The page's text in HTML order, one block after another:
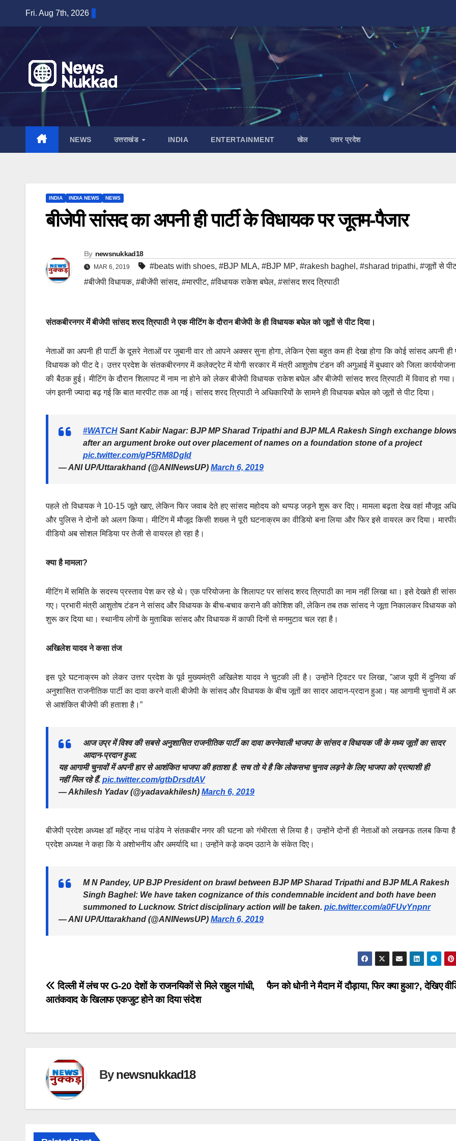
Fri. Aug 7th, 2026
NEWS उत्तराखंड INDIA ENTERTAINMENT खेल उत्तर प्रदेश
INDIA INDIA NEWS NEWS
बीजेपी सांसद का अपनी ही पार्टी के विधायक पर जूतम-पैजार
By newsnukkad18
MAR 6, 2019 #beats with shoes, #BJP MLA, #BJP MP, #rakesh baghel , #sharad tripathi, #जूतों से
#बीजेपी विधायक, #बीजेंपी सांसद, #मारपीट, #विधायक राकेश बघेल, #सांसद शरद त्रिपाठी
संतकबीरनगर मेंं बीजेपी सांसद शरद त्रिपाठी ने एक मीटिंग के दौरान बीजेपी के ही विधायक बघेल को जूतों से पीट दिया।
नेताओं का अपनी ही पार्टी के दूसरे नेताओं पर जुबानी वार तो आपने अक्सर सुना होगा, लेकिन ऐसा बहुत कम ही देखा होगा कि कोई सांसद अपनी ही
विधायक को पीट दे। उत्तर प्रदेश के संतकबीरनगर में कलेक्ट्रेट में योगी सरकार में मंत्री आशुतोष टंडन की अगुआई में बुधवार को जिला कार्ययोजना
की बैठक हुई। मीटिंग के दौरान शिलापट में नाम ना होने को लेकर बीजेपी विधायक राकेश बघेल और बीजेपी सांसद शरद त्रिपाठी में विवाद हो गया।
जंग इतनी ज्यादा बढ़ गई कि बात मारपीट तक आ गई। सांसद शरद त्रिपाठी ने अधिकारियों के सामने ही विधायक बघेल को जूतों से पीट दिया।
#WATCH Sant Kabir Nagar: BJP MP Sharad Tripathi and BJP MLA Rakesh Singh exchange
after an argument broke out over placement of names on a foundation stone of a project
pic.twitter.com/gP5RM8DgId
— ANI UP/Uttarakhand (@ANINewsUP) March 6, 2019
पहले तो विधायक ने 10-15 जूते खाए, लेकिन फिर जवाब देते हए सांसद महोदय को थप्पड़ जड़ने शुरू कर दिए। मामला बढ़ता देख वहां मौजूद
और पुलिस ने दोनों को अलग किया। मीटिंग में मौजूद किसी शख्स ने पूरी घटनाक्रम का वीडियो बना लिया और फिर इसे वायरल कर दिया।
वीडियो अब सोशल मिडिया पर तेजी से वायरल हो रहा है।
क्या है मामला?
मीटिंग में समिति के सदस्य प्रस्ताव पेश कर रहे थे। एक परियोजना के शिलापट पर सांसद शरद त्रिपाठी का नाम नहीं लिखा था। इसे देखते ही
गए। प्रभारी मंत्री आशुतोष टंडन ने सांसद और विधायक के बीच-बचाव कराने की कोशिश की, लेकिन तब तक सांसद ने जूता निकालकर विधायक को
शुरू कर दिया था। स्थानीय लोगों के मुताबिक सांसद और विधायक में काफी दिनों से मनमुटाव चल रहा है।
अखिलेश यादव ने कसा तंज
इस पूरे घटनाक्रम को लेकर उत्तर प्रदेश के पूर्व मुख्यमंत्री अखिलेश यादव ने चुटकी ली है। उन्होंने ट्विटर पर लिखा, ”आज यूपी में दुनिया
अनुशासित राजनीतिक पार्टी का दावा करने वाली बीजेपी के सांसद और विधायक के बीच जूतों का सादर आदान-प्रदान हुआ। यह आगामी चुनावों में
से आशंकित बीजेपी की हताशा है।”
आज उप्र में विश्व की सबसे अनुशासित राजनीतिक पार्टी का दावा करनेवाली भाजपा के सांसद व विधायक जी के मध्य जूतों का सादर
आदान-प्रदान हुआ.
यह आगामी चुनावों में अपनी हार से आशंकित भाजपा की हताशा है. सच तो ये है कि लोकसभा चुनाव लड़ने के लिए भाजपा को प्रत्याशी ही
नहीं मिल रहे हैं. pic.twitter.com/gtbDrsdtAV
— Akhilesh Yadav (@yadavakhilesh) March 6, 2019
बीजेपी प्रदेश अध्यक्ष डॉ महेंद्र नाथ पांडेय ने संतकबीर नगर की घटना को गंभीरता से लिया है। उन्होंने दोनों ही नेताओं को लखनऊ तलब किया है।
प्रदेश अध्यक्ष ने कहा कि ये अशोभनीय और अमर्यादि था। उन्होंने कड़े कदम उठाने के संकेत दिए।
M N Pandey, UP BJP President on brawl between BJP MP Sharad Tripathi and BJP MLA Rakesh
Singh Baghel: We have taken cognizance of this condemnable incident and both have been
summoned to Lucknow. Strict disciplinary action will be taken. pic.twitter.com/a0FUvYnpnr
— ANI UP/Uttarakhand (@ANINewsUP) March 6, 2019
Post
navigation
फैन को धोनी ने मैदान में दौड़ाया, फिर क्या हुआ?, देखिए
दिल्ली में लंच पर G-20 देशों के राजनयिकों से मिले राहुल गांधी,
आतंकवाद के खिलाफ एकजुट होने का दिया संदेश
Bynewsnukkad18